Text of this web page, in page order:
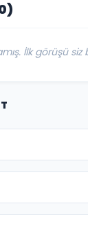
İlk görüşü siz